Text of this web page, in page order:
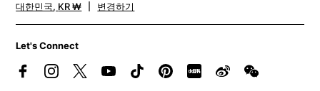
대한민국, KR ₩ 변경하기
Let's Connect